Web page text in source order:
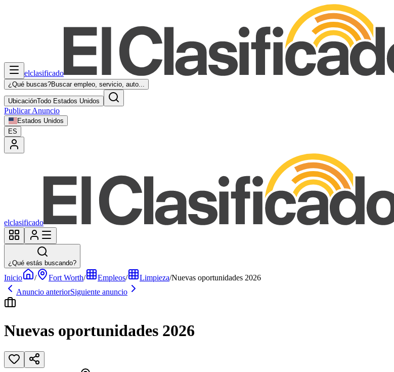
elclasificado
¿Qué buscas?Buscar empleo, servicio, auto...
UbicaciónTodo Estados Unidos
Publicar Anuncio
Estados Unidos
ES
elclasificado
¿Qué estás buscando?
Inicio / Fort Worth/ Empleos/ Limpieza/Nuevas oportunidades 2026
Anuncio anteriorSiguiente anuncio
Nuevas oportunidades 2026